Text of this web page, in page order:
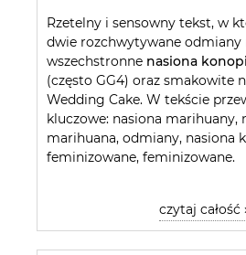
Rzetelny i sensowny tekst, w
dwie rozchwytywane odmiany
wszechstronne nasiona konopi
(często GG4) oraz smakowite
Wedding Cake. W tekście
kluczowe: nasiona marihuany,
marihuana, odmiany, nasiona
feminizowane, feminizowane.
czytaj całość